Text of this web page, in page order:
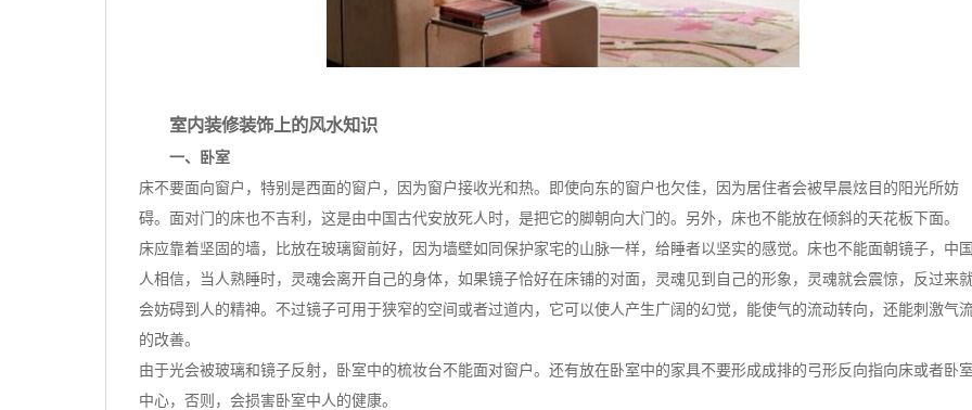
室内装修装饰上的风水知识
一、卧室
床不要面向窗户，特别是西面的窗户，因为窗户接收光和热。即使向东的窗户也欠佳，因为居住者会被早晨炫目的阳光所妨
碍。面对门的床也不吉利，这是由中国古代安放死人时，是把它的脚朝向大门的。另外，床也不能放在倾斜的天花板下面。
床应靠着坚固的墙，比放在玻璃窗前好，因为墙壁如同保护家宅的山脉一样，给睡者以坚实的感觉。床也不能面朝镜子，中国
人相信，当人熟睡时，灵魂会离开自己的身体，如果镜子恰好在床铺的对面，灵魂见到自己的形象，灵魂就会震惊，反过来
会妨碍到人的精神。不过镜子可用于狭窄的空间或者过道内，它可以使人产生广阔的幻觉，能使气的流动转向，还能刺激气
的改善。
由于光会被玻璃和镜子反射，卧室中的梳妆台不能面对窗户。还有放在卧室中的家具不要形成成排的弓形反向指向床或者卧室
中心，否则，会损害卧室中人的健康。